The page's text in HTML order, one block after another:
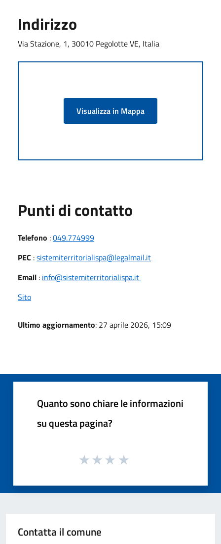
Indirizzo
Via Stazione, 1, 30010 Pegolotte VE, Italia
Visualizza in Mappa
Punti di contatto
Telefono :049.774999
PEC :sistemiterritorialispa@legalmail.it
Email : info@sistemiterritorialispa.it
Sito
Ultimo aggiornamento: 27 aprile 2026, 15:09
Quanto sono chiare le informazioni
su questa pagina?
Contatta il comune